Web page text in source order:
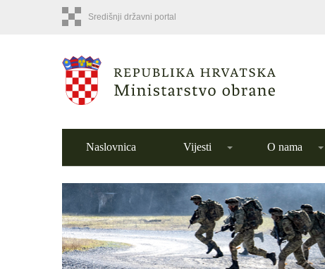
Središnji državni portal
Naslovnica Vijesti O nama